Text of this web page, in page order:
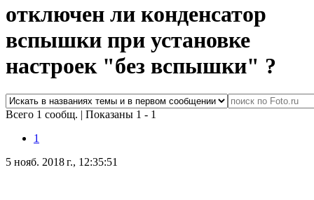
отключен ли конденсатор
вспышки при установке
настроек "без вспышки" ?
Всего 1 сообщ. | Показаны 1 - 1
1
5 нояб. 2018 г., 12:35:51